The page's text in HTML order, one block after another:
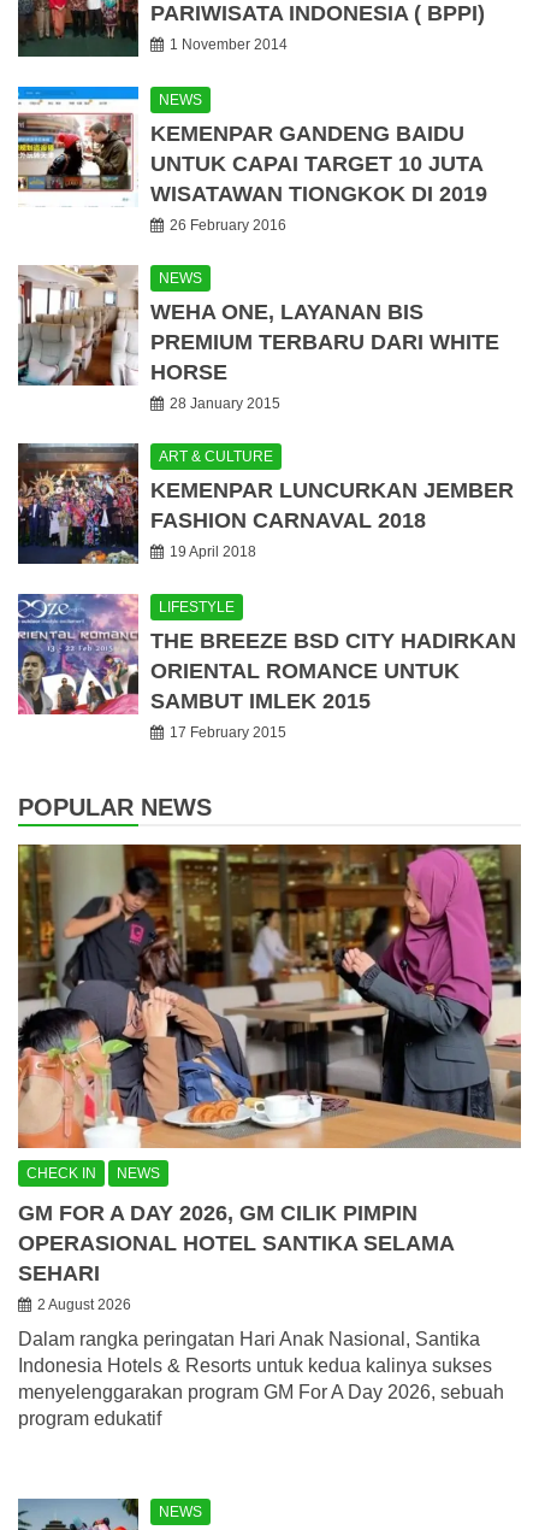
PARIWISATA INDONESIA ( BPPI)
1 November 2014
NEWS
KEMENPAR GANDENG BAIDU
UNTUK CAPAI TARGET 10 JUTA
WISATAWAN TIONGKOK DI 2019
26 February 2016
NEWS
WEHA ONE, LAYANAN BIS
PREMIUM TERBARU DARI WHITE
HORSE
28 January 2015
ART & CULTURE
KEMENPAR LUNCURKAN JEMBER
FASHION CARNAVAL 2018
19 April 2018
LIFESTYLE
THE BREEZE BSD CITY HADIRKAN
ORIENTAL ROMANCE UNTUK
SAMBUT IMLEK 2015
17 February 2015
POPULAR NEWS
CHECK IN NEWS
GM FOR A DAY 2026, GM CILIK PIMPIN
OPERASIONAL HOTEL SANTIKA SELAMA
SEHARI
2 August 2026
Dalam rangka peringatan Hari Anak Nasional, Santika
Indonesia Hotels & Resorts untuk kedua kalinya sukses
menyelenggarakan program GM For A Day 2026, sebuah
program edukatif
NEWS